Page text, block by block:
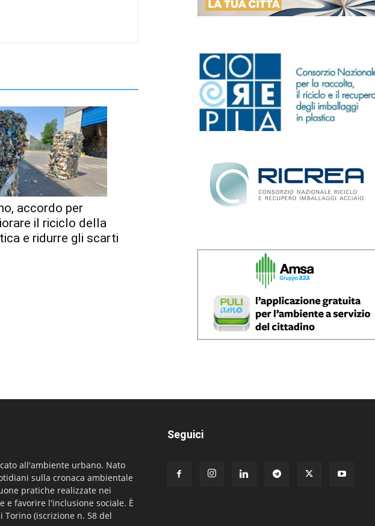
accordo per
il riciclo della
e ridurre gli scarti
all'ambiente urbano. Nato
sulla cronaca ambientale
pratiche realizzate nei
favorire l'inclusione sociale. È
(iscrizione n. 58 del
Seguici